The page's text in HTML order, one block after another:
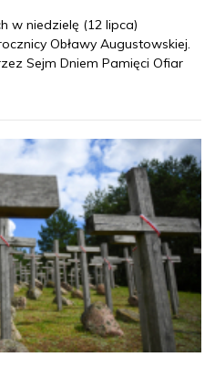
w niedzielę (12 lipca)
Obławy Augustowskiej.
Sejm Dniem Pamięci Ofiar